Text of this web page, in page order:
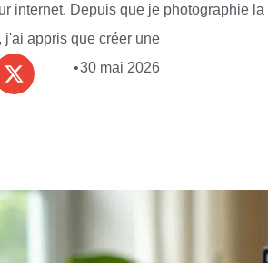
internet. Depuis que je photographie
j'ai appris que créer une
•30 mai 2026